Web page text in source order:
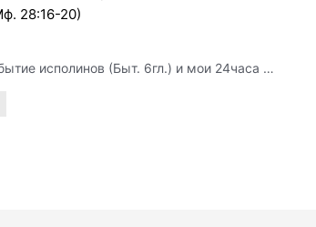
28:16-20)
Событие исполинов (Быт. 6гл.) и мои 24часа (Быт. 6:4-5, 14)